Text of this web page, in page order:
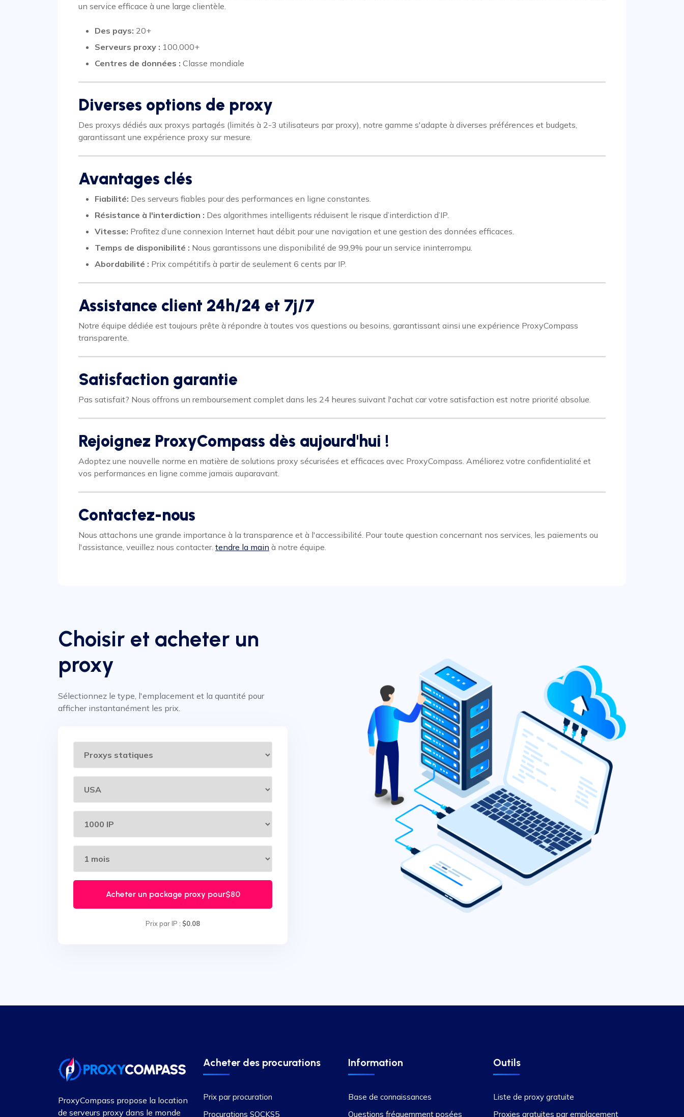
un service efficace à une large clientèle.
Des pays: 20+
Serveurs proxy : 100,000+
Centres de données : Classe mondiale
Diverses options de proxy
Des proxys dédiés aux proxys partagés (limités à 2-3 utilisateurs par proxy), notre gamme s'adapte à diverses préférences et budgets,
garantissant une expérience proxy sur mesure.
Avantages clés
Fiabilité: Des serveurs fiables pour des performances en ligne constantes.
Résistance à l'interdiction : Des algorithmes intelligents réduisent le risque d’interdiction d’IP.
Vitesse: Profitez d’une connexion Internet haut débit pour une navigation et une gestion des données efficaces.
Temps de disponibilité : Nous garantissons une disponibilité de 99,9% pour un service ininterrompu.
Abordabilité : Prix compétitifs à partir de seulement 6 cents par IP.
Assistance client 24h/24 et 7j/7
Notre équipe dédiée est toujours prête à répondre à toutes vos questions ou besoins, garantissant ainsi une expérience ProxyCompass
transparente.
Satisfaction garantie
Pas satisfait? Nous offrons un remboursement complet dans les 24 heures suivant l'achat car votre satisfaction est notre priorité absolue.
Rejoignez ProxyCompass dès aujourd'hui !
Adoptez une nouvelle norme en matière de solutions proxy sécurisées et efficaces avec ProxyCompass. Améliorez votre confidentialité et
vos performances en ligne comme jamais auparavant.
Contactez-nous
Nous attachons une grande importance à la transparence et à l'accessibilité. Pour toute question concernant nos services, les paiements ou
l'assistance, veuillez nous contacter. tendre la main à notre équipe.
Choisir et acheter un
proxy
Sélectionnez le type, l'emplacement et la quantité pour
afficher instantanément les prix.
Acheter un package proxy pour$80
Prix par IP : $0.08
ProxyCompass propose la location
de serveurs proxy dans le monde
Acheter des procurations
Prix par procuration
Procurations SOCKS5
Information
Base de connaissances
Questions fréquemment posées
Outils
Liste de proxy gratuite
Proxies gratuites par emplacement